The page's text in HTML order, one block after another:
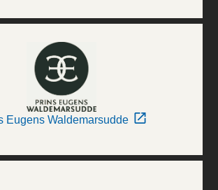
Eugens Waldemarsudde